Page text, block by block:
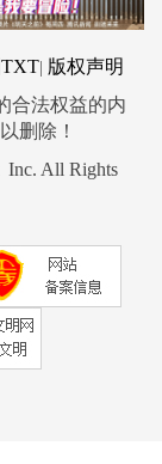
TXT| 版权声明
合法权益的内
删除！
All Rights